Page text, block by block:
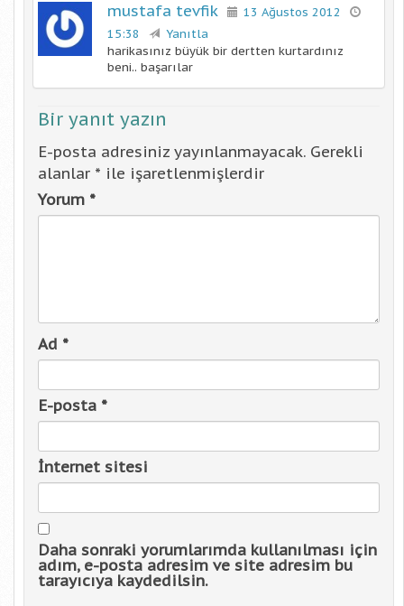
mustafa tevfik
13 Ağustos 2012
15:38
Yanıtla
harikasınız büyük bir dertten kurtardınız
beni.. başarılar
Bir yanıt yazın
E-posta adresiniz yayınlanmayacak. Gerekli
alanlar * ile işaretlenmişlerdir
Yorum *
Ad *
E-posta *
İnternet sitesi
Daha sonraki yorumlarımda kullanılması için
adım, e-posta adresim ve site adresim bu
tarayıcıya kaydedilsin.